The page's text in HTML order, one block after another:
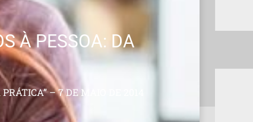
À PESSOA: DA
– 7 DE MAIO DE 2014